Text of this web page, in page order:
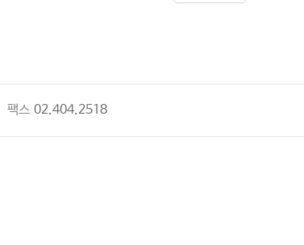
팩스 02.404.2518